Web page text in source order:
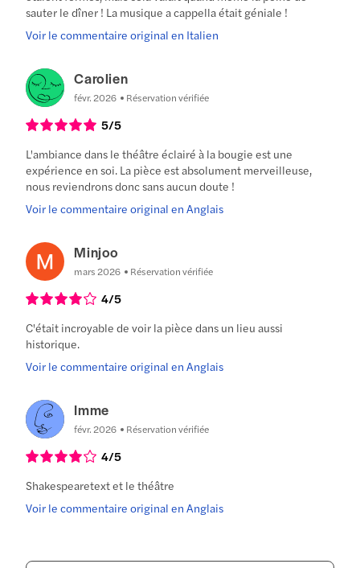
sauter le dîner ! La musique a cappella était géniale !
Voir le commentaire original en Italien
Carolien
févr. 2026 Réservation vérifiée
5/5
L'ambiance dans le théâtre éclairé à la bougie est une
expérience en soi. La pièce est absolument merveilleuse,
nous reviendrons donc sans aucun doute !
Voir le commentaire original en Anglais
Minjoo
mars 2026 Réservation vérifiée
4/5
C'était incroyable de voir la pièce dans un lieu aussi
historique.
Voir le commentaire original en Anglais
Imme
févr. 2026 Réservation vérifiée
4/5
Shakespearetext et le théâtre
Voir le commentaire original en Anglais